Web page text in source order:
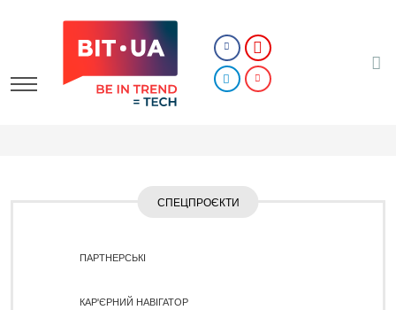
СПЕЦПРОЄКТИ
ПАРТНЕРСЬКІ
КАР'ЄРНИЙ НАВІГАТОР